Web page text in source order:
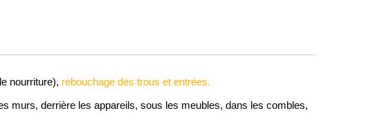
nourriture), rebouchage des trous et entrées.
murs, derrière les appareils, sous les meubles, dans les combles,